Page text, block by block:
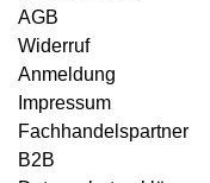
AGB
Widerruf
Anmeldung
Impressum
Fachhandelspartner
B2B